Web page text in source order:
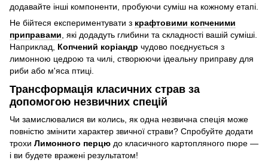
додавайте інші компоненти, пробуючи суміш на кожному етапі.
Не бійтеся експериментувати з крафтовими копченими
приправами , які додадуть глибини та складності вашій суміші.
Наприклад, Копчений коріандр чудово поєднується з
лимонною цедрою та чилі, створюючи ідеальну приправу для
риби або м'яса птиці.
Трансформація класичних страв за
допомогою незвичних спецій
Чи замислювалися ви колись, як одна незвична спеція може
повністю змінити характер звичної страви? Спробуйте додати
трохи Лимонного перцю до класичного картопляного пюре —
і ви будете вражені результатом!